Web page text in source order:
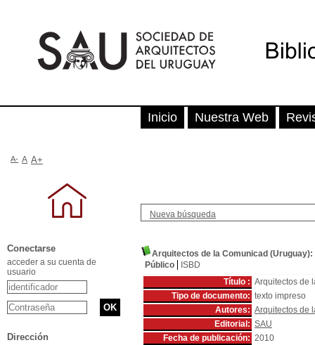
Nueva búsqueda
Arquitectos de la Comunicad (Uruguay):
Público
ISBD
Título : Arquitectos de
Tipo de documento: texto impreso
Autores: Arquitectos de
Editorial: SAU
Fecha de publicación: 2010
Inicio Nuestra Web
A- A A+
Conectarse
acceder a su cuenta de
usuario
Dirección